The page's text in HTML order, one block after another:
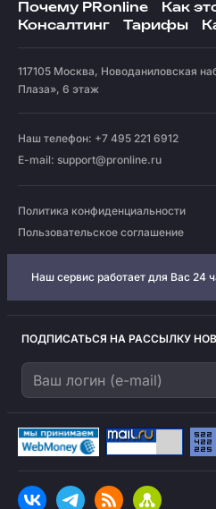
Почему PRonline
Как
Консалтинг
Тарифы
117105 Москва, Новоданиловская
Плаза», 6 этаж
Наш телефон: +7 495 221 6912
E-mail: support@pronline.ru
Политика конфиденциальности
Пользовательское соглашение
Наш сервис работает для Вас 24
ПОДПИСАТЬСЯ НА РАССЫЛКУ